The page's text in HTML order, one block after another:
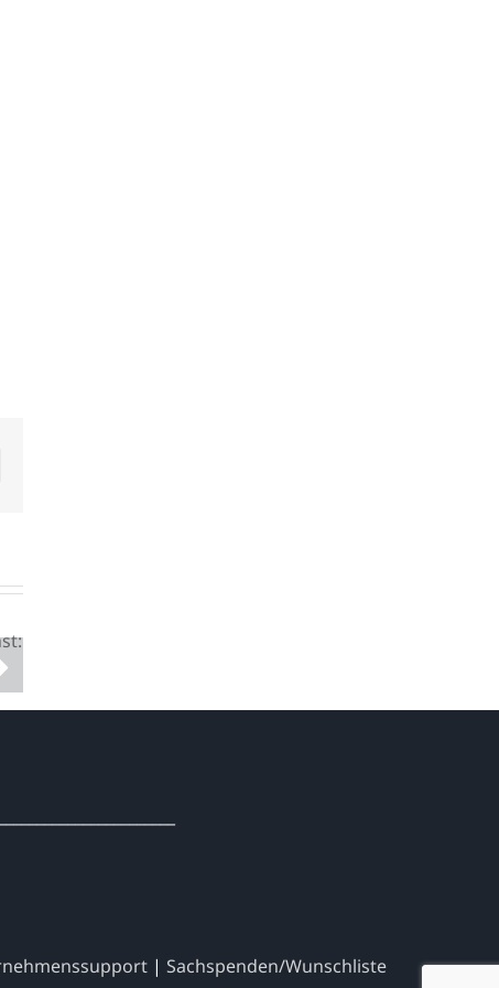
| Sachspenden/Wunschliste